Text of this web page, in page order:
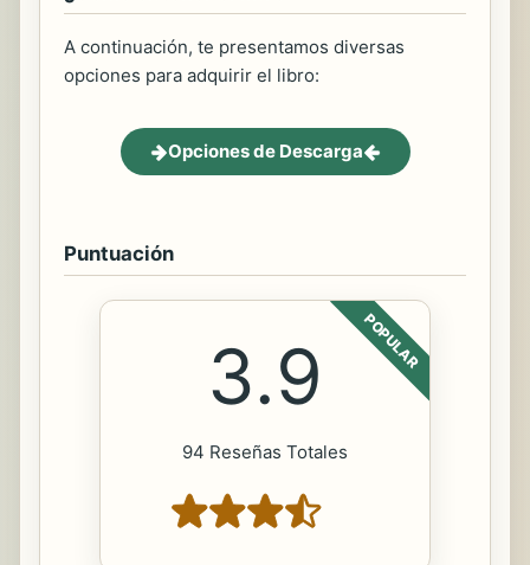
A continuación, te presentamos diversas
opciones para adquirir el libro:
Opciones de Descarga
Puntuación
POPULAR
3.9
94 Reseñas Totales